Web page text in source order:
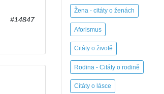
#14847
Žena - citáty o ženách
Aforismus
Citáty o životě
Rodina - Citáty o rodině
Citáty o lásce